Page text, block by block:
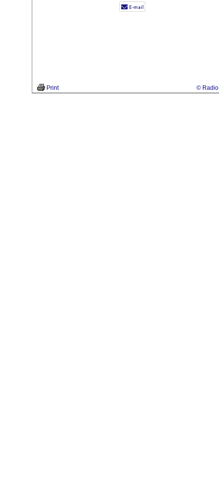
Print © Radio